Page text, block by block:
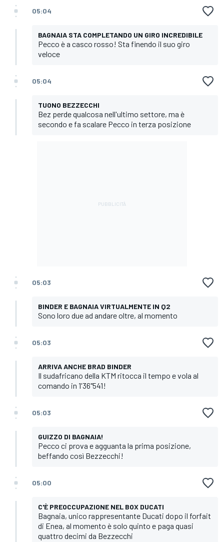
05:04
BAGNAIA STA COMPLETANDO UN GIRO INCREDIBILE
Pecco è a casco rosso! Sta finendo il suo giro
veloce
05:04
TUONO BEZZECCHI
Bez perde qualcosa nell'ultimo settore, ma è
secondo e fa scalare Pecco in terza posizione
05:03
BINDER E BAGNAIA VIRTUALMENTE IN Q2
Sono loro due ad andare oltre, al momento
05:03
ARRIVA ANCHE BRAD BINDER
Il sudafricano della KTM ritocca il tempo e vola al
comando in 1'36"541!
05:03
GUIZZO DI BAGNAIA!
Pecco ci prova e agguanta la prima posizione,
beffando così Bezzecchi!
05:00
C'È PREOCCUPAZIONE NEL BOX DUCATI
Bagnaia, unico rappresentante Ducati dopo il forfait
di Enea, al momento è solo quinto e paga quasi
quattro decimi da Bezzecchi